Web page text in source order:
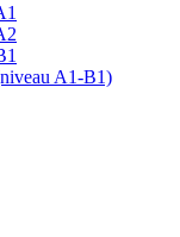
A1-B1)